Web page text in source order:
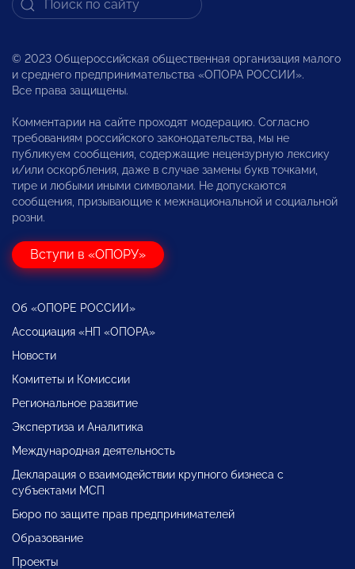
© 2023 Общероссийская общественная организация малого
и среднего предпринимательства «ОПОРА РОССИИ».
Все права защищены.
Комментарии на сайте проходят модерацию. Согласно
требованиям российского законодательства, мы не
публикуем сообщения, содержащие нецензурную лексику
и/или оскорбления, даже в случае замены букв точками,
тире и любыми иными символами. Не допускаются
сообщения, призывающие к межнациональной и социальной
розни.
Вступи в «ОПОРУ»
Об «ОПОРЕ РОССИИ»
Ассоциация «НП «ОПОРА»
Новости
Комитеты и Комиссии
Региональное развитие
Экспертиза и Аналитика
Международная деятельность
Декларация о взаимодействии крупного бизнеса с
субъектами МСП
Бюро по защите прав предпринимателей
Образование
Проекты